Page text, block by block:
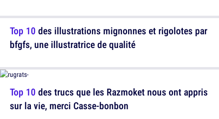
Top 10 des trucs que les Razmoket nous ont appris
sur la vie, merci Casse-bonbon
Top 10 des illustrations mignonnes et rigolotes par
bfgfs, une illustratrice de qualité